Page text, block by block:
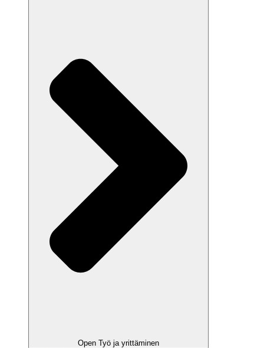
Open Työ ja yrittäminen